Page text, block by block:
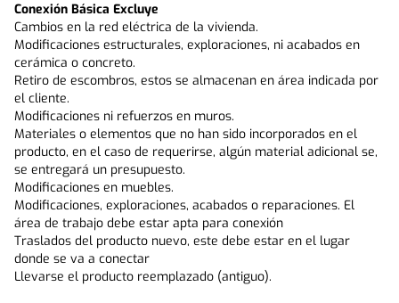
Conexión Básica Excluye
Cambios en la red eléctrica de la vivienda.
Modificaciones estructurales, exploraciones, ni acabados en
cerámica o concreto.
Retiro de escombros, estos se almacenan en área indicada por
el cliente.
Modificaciones ni refuerzos en muros.
Materiales o elementos que no han sido incorporados en el
producto, en el caso de requerirse, algún material adicional se,
se entregará un presupuesto.
Modificaciones en muebles.
Modificaciones, exploraciones, acabados o reparaciones. El
área de trabajo debe estar apta para conexión
Traslados del producto nuevo, este debe estar en el lugar
donde se va a conectar
Llevarse el producto reemplazado (antiguo).